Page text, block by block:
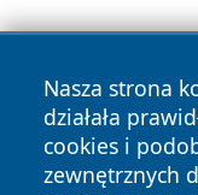
Nasza strona
działała
cookies i
zewnętrznych
Copyright © 2026